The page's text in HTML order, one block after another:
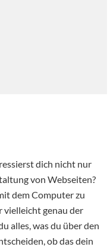
dich nicht nur
von Webseiten?
dem Computer zu
vielleicht genau der
alles, was du über den
ob das dein